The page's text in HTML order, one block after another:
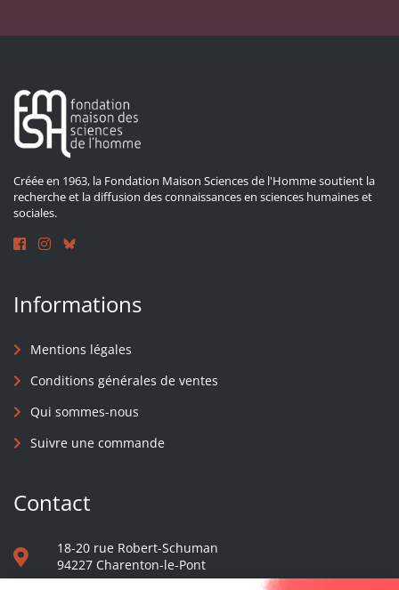
Créée en 1963, la Fondation Maison Sciences de l'Homme soutient la
recherche et la diffusion des connaissances en sciences humaines et
sociales.
Informations
Mentions légales
Conditions générales de ventes
Qui sommes-nous
Suivre une commande
Contact
18-20 rue Robert-Schuman
94227 Charenton-le-Pont